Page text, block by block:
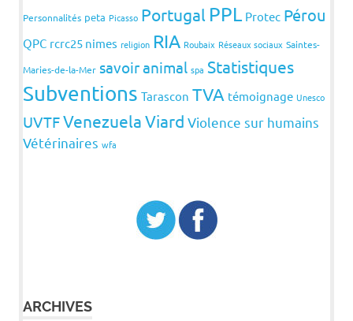
Personnalités peta Picasso Portugal PPL Protec Pérou
QPC rcrc25 nimes religion RIA Roubaix Réseaux sociaux Saintes-
Maries-de-la-Mer savoir animal spa Statistiques
Subventions Tarascon TVA témoignage Unesco
UVTFVenezuelaViard Violence sur humains
Vétérinaires wfa
ARCHIVES